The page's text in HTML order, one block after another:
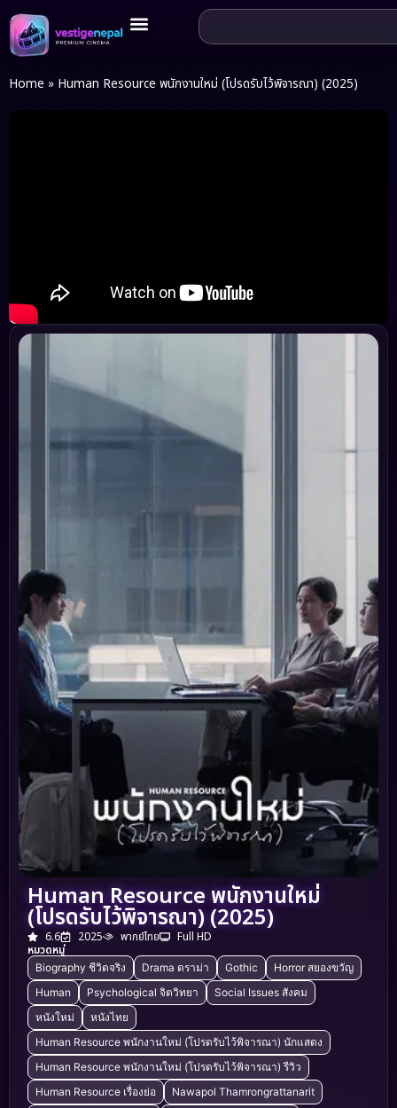
Home » Human Resource พนักงานใหม่ (โปรดรับไว้พิจารณา) (2025)
Human Resource พนักงานใหม่
(โปรดรับไว้พิจารณา) (2025)
6.6 2025 พากย์ไทย
Full HD
หมวดหมู่
Biography ชีวิตจริง Drama ดราม่า Gothic
Horror สยองขวัญ
Human
Psychological จิตวิทยา
Social Issues สังคม
หนังใหม่
หนังไทย
Human Resource พนักงานใหม่ (โปรดรับไว้พิจารณา) นักแสดง
Human Resource พนักงานใหม่ (โปรดรับไว้พิจารณา) รีวิว
Human Resource เรื่องย่อ
Nawapol Thamrongrattanarit